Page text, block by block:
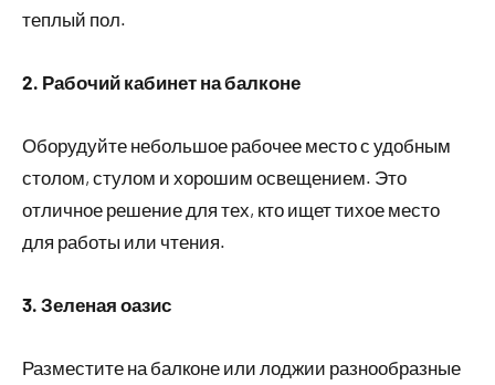
теплый пол.
2. Рабочий кабинет на балконе
Оборудуйте небольшое рабочее место с удобным
столом, стулом и хорошим освещением. Это
отличное решение для тех, кто ищет тихое место
для работы или чтения.
3. Зеленая оазис
Разместите на балконе или лоджии разнообразные